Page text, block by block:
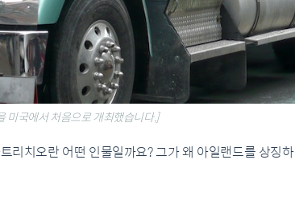
미국에서 처음으로 개최했습니다.]
리치오란 어떤 인물일까요? 그가 왜 아일랜드를 상징